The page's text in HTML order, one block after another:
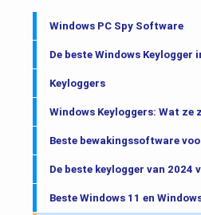
Windows PC Spy Software
De beste Windows Keylogger
Keyloggers
Windows Keyloggers: Wat ze
Beste bewakingssoftware
De beste keylogger van 2024
Beste Windows 11 en